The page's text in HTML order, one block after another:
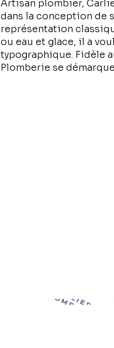
Artisan plombier,
dans la conception de
représentation
ou eau et glace, il a
typographique. Fidèle
Plomberie se